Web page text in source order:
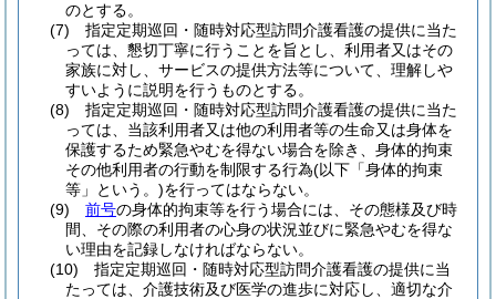
のとする。
(7)
指定定期巡回・随時対応型訪問介護看護の提供に当た
っては、懇切丁寧に行うことを旨とし、利用者又はその
家族に対し、サービスの提供方法等について、理解しや
すいように説明を行うものとする。
(8)
指定定期巡回・随時対応型訪問介護看護の提供に当た
っては、当該利用者又は他の利用者等の生命又は身体を
保護するため緊急やむを得ない場合を除き、身体的拘束
その他利用者の行動を制限する行為(以下「身体的拘束
等」という。)を行ってはならない。
(9)
前号の身体的拘束等を行う場合には、その態様及び時
間、その際の利用者の心身の状況並びに緊急やむを得な
い理由を記録しなければならない。
(10)
指定定期巡回・随時対応型訪問介護看護の提供に当
たっては、介護技術及び医学の進歩に対応し、適切な介